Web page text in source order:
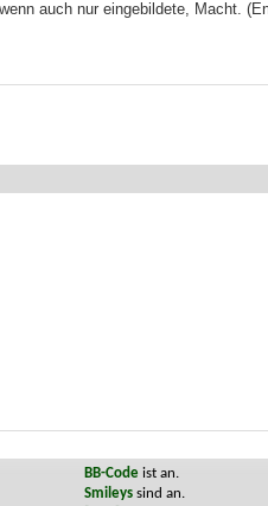
auch nur eingebildete, Macht.
BB-Code ist an.
Smileys sind an.